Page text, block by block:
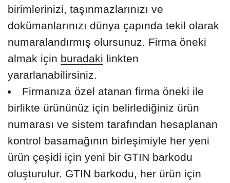
birimlerinizi, taşınmazlarınızı ve
dokümanlarınızı dünya çapında tekil olarak
numaralandırmış olursunuz. Firma öneki
almak için buradaki linkten
yararlanabilirsiniz.
Firmanıza özel atanan firma öneki ile
birlikte ürününüz için belirlediğiniz ürün
numarası ve sistem tarafından hesaplanan
kontrol basamağının birleşimiyle her yeni
ürün çeşidi için yeni bir GTIN barkodu
oluşturulur. GTIN barkodu, her ürün için